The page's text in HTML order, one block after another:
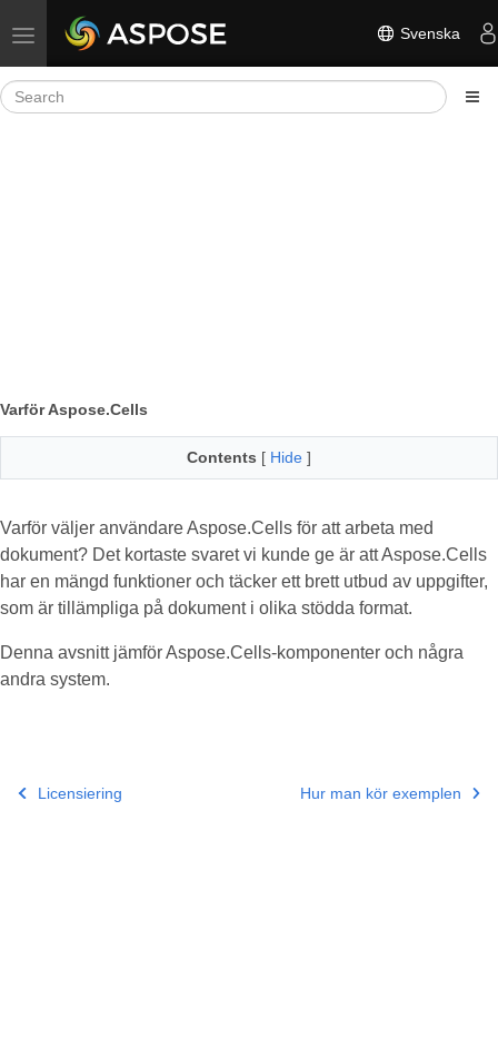
Toggle navigation Svenska
Varför Aspose.Cells
Contents [ Hide ]
Varför väljer användare Aspose.Cells för att arbeta med
dokument? Det kortaste svaret vi kunde ge är att Aspose.Cells
har en mängd funktioner och täcker ett brett utbud av uppgifter,
som är tillämpliga på dokument i olika stödda format.
Denna avsnitt jämför Aspose.Cells-komponenter och några
andra system.
Licensiering Hur man kör exemplen